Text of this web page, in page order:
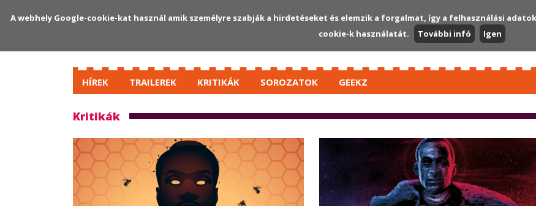
HÍREK TRAILEREK KRITIKÁK SOROZATOK GEEKZ
Kritikák
A webhely Google-cookie-kat használ amik személyre szabják a hirdetéseket és elemzik a forgalmat, így a felhasználási
cookie-k használatát.
További infó Igen